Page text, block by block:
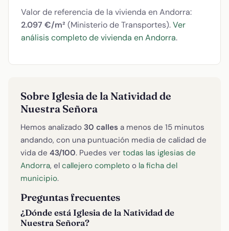
Valor de referencia de la vivienda en Andorra:
2.097 €/m² (Ministerio de Transportes).Ver
análisis completo de vivienda en Andorra.
Sobre Iglesia de la Natividad de
Nuestra Señora
Hemos analizado 30 calles a menos de 15 minutos
andando, con una puntuación media de calidad de
vida de 43/100. Puedes ver todas las iglesias de
Andorra, el callejero completo o la ficha del
municipio.
Preguntas frecuentes
¿Dónde está Iglesia de la Natividad de
Nuestra Señora?